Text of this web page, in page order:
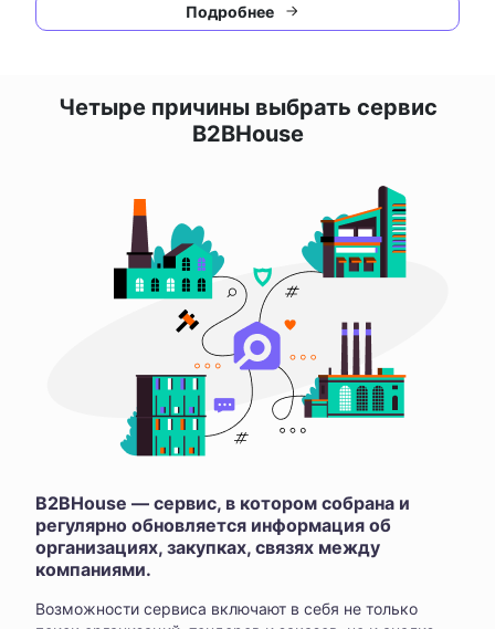
Подробнее
Четыре причины выбрать сервис
B2BHouse
B2BHouse — сервис, в котором собрана и
регулярно обновляется информация об
организациях, закупках, связях между
компаниями.
Возможности сервиса включают в себя не только